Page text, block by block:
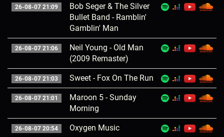
26-08-07 21:09
Bob Seger & The Silver
Bullet Band - Ramblin'
Gamblin' Man
26-08-07 21:06
Neil Young - Old Man
(2009 Remaster)
26-08-07 21:03 Sweet - Fox On The Run
26-08-07 21:01
Maroon 5 - Sunday
Morning
26-08-07 20:54 Oxygen Music